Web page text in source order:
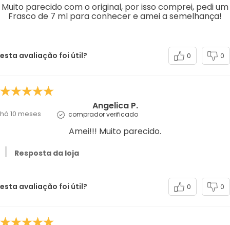
Muito parecido com o original, por isso comprei, pedi um
Frasco de 7 ml para conhecer e amei a semelhança!
esta avaliação foi útil? 0 0
Angelica P.
há 10 meses comprador verificado
Amei!!! Muito parecido.
Resposta da loja
esta avaliação foi útil? 0 0